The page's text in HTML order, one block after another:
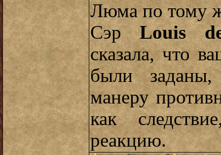
Люма по тому
СэрLouis
сказала, что
были
манеру
как
реакцию.